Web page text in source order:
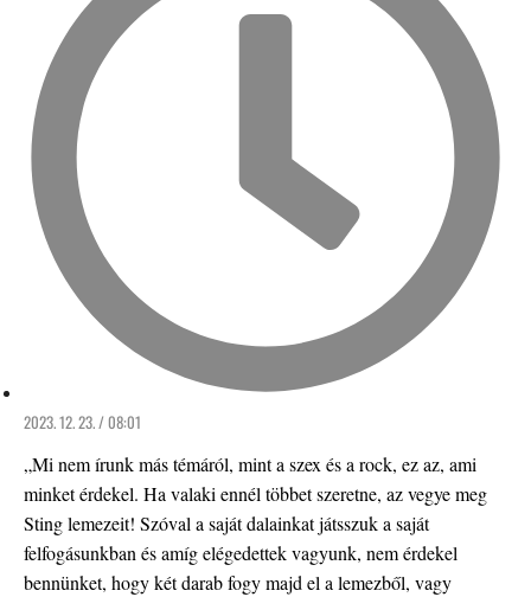
2023. 12. 23. / 08:01
„Mi nem írunk más témáról, mint a szex és a rock, ez az, ami
minket érdekel. Ha valaki ennél többet szeretne, az vegye meg
Sting lemezeit! Szóval a saját dalainkat játsszuk a saját
felfogásunkban és amíg elégedettek vagyunk, nem érdekel
bennünket, hogy két darab fogy majd el a lemezből, vagy